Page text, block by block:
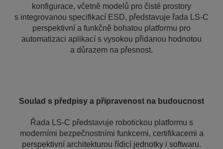
konfigurace, včetně modelů pro čisté prostory
s integrovanou specifikací ESD, představuje řada LS-C
perspektivní a funkčně bohatou platformu pro
automatizaci aplikací s vysokou přidanou hodnotou
a důrazem na přesnost.
Soulad s předpisy a připravenost na budoucnost
Řada LS-C představuje robotickou platformu s
moderními bezpečnostními funkcemi, certifikacemi a
perspektivní architekturou řídicí jednotky i softwaru.